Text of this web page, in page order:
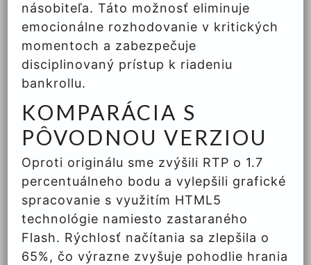
násobiteľa. Táto možnosť eliminuje
emocionálne rozhodovanie v kritických
momentoch a zabezpečuje
disciplinovaný prístup k riadeniu
bankrollu.
KOMPARÁCIA S
PÔVODNOU VERZIOU
Oproti originálu sme zvýšili RTP o 1.7
percentuálneho bodu a vylepšili grafické
spracovanie s využitím HTML5
technológie namiesto zastaraného
Flash. Rýchlosť načítania sa zlepšila o
65%, čo výrazne zvyšuje pohodlie hrania